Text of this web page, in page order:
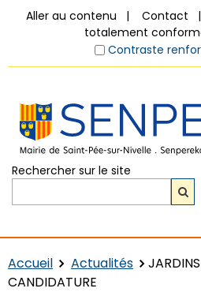
Aller au contenu Contact
totalement
Contraste
Rechercher sur le site
Accueil Actualités
CANDIDATURE